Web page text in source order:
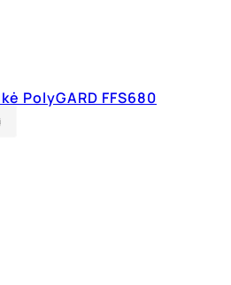
PolyGARD FFS680